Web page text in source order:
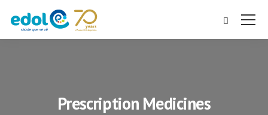
Prescription Medicines